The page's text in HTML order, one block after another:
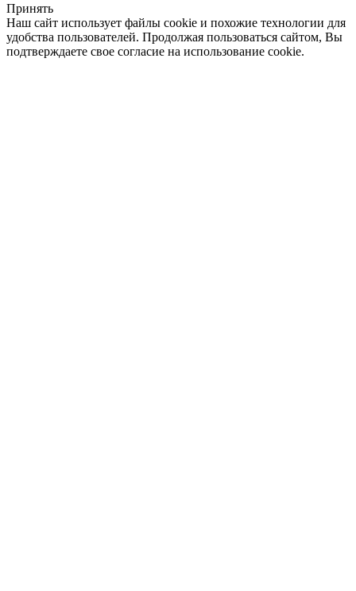
Принять
Наш сайт использует файлы cookie и похожие технологии для
удобства пользователей. Продолжая пользоваться сайтом, Вы
подтверждаете свое согласие на использование cookie.